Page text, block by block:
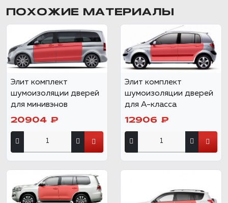
ПОХОЖИЕ МАТЕРИАЛЫ
Элит комплект
шумоизоляции дверей
для минивэнов
20904 ₽
Элит комплект
шумоизоляции дверей
для А-класса
12906 ₽